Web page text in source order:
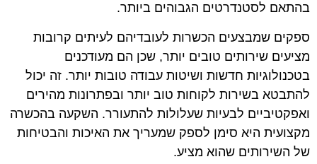
בהתאם לסטנדרטים הגבוהים ביותר.
ספקים שמבצעים הכשרות לעובדיהם לעיתים קרובות
מציעים שירותים טובים יותר, שכן הם מעודכנים
בטכנולוגיות חדשות ושיטות עבודה טובות יותר. זה יכול
להתבטא בשירות לקוחות טוב יותר ובפתרונות מהירים
ואפקטיביים לבעיות שעלולות להתעורר. השקעה בהכשרה
מקצועית היא סימן לספק שמעריך את האיכות והבטיחות
של השירותים שהוא מציע.